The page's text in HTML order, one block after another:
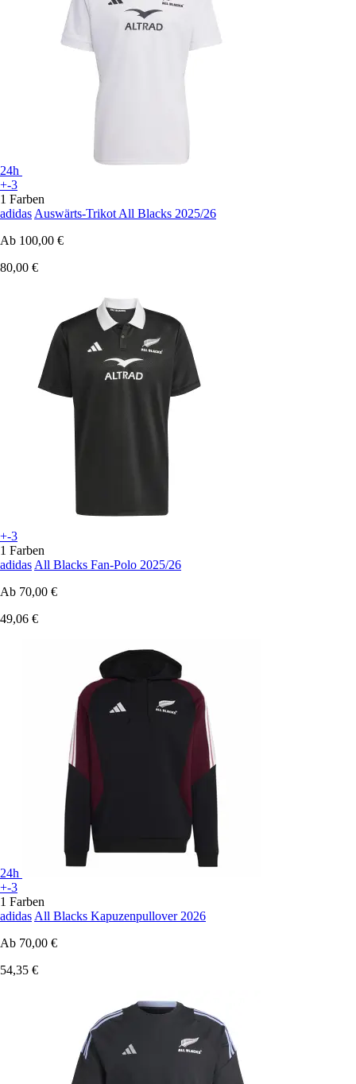
24h
+-3
1 Farben
adidas Auswärts-Trikot All Blacks 2025/26
Ab 100,00 €
80,00 €
+-3
1 Farben
adidas All Blacks Fan-Polo 2025/26
Ab 70,00 €
49,06 €
24h
+-3
1 Farben
adidas All Blacks Kapuzenpullover 2026
Ab 70,00 €
54,35 €